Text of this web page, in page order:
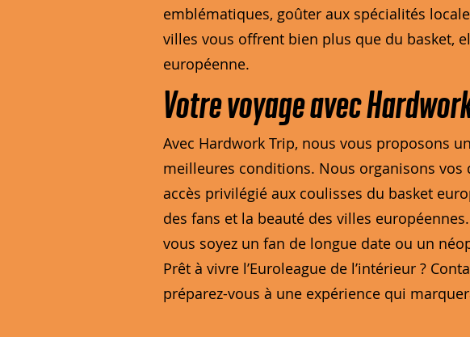
emblématiques, goûter aux spécialités
villes vous offrent bien plus que du basket,
européenne.
Votre voyage avec
Avec Hardwork Trip, nous vous proposons
meilleures conditions. Nous organisons
accès privilégié aux coulisses du basket
des fans et la beauté des villes
vous soyez un fan de longue date ou un
Prêt à vivre l’Euroleague de l’intérieur ?
préparez-vous à une expérience qui